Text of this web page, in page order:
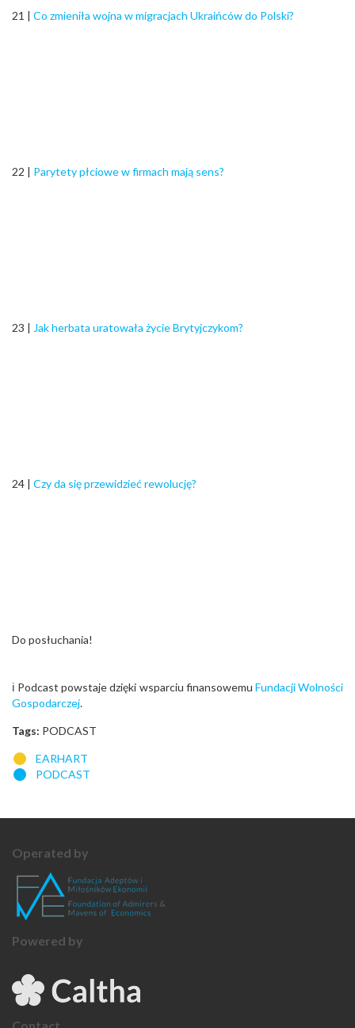
21 | Co zmieniła wojna w migracjach Ukraińców do Polski?
22 | Parytety płciowe w firmach mają sens?
23 | Jak herbata uratowała życie Brytyjczykom?
24 | Czy da się przewidzieć rewolucję?
Do posłuchania!
ℹ️ Podcast powstaje dzięki wsparciu finansowemu Fundacji Wolności
Gospodarczej.
Tags: PODCAST
EARHART
PODCAST
Operated by
Powered by